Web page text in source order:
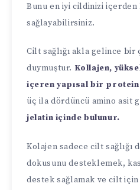
Bunu en iyi cildinizi
sağlayabilirsiniz.
Cilt sağlığı akla gelince bir
duymuştur. Kollajen,
içeren yapısal bir
üç ila dördüncü amino asit
jelatin içinde bulunur.
Kolajen sadece cilt sağlığı
dokusunu desteklemek,
destek sağlamak ve cilt için